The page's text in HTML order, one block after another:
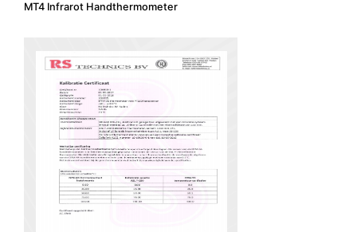
MT4 Infrarot Handthermometer